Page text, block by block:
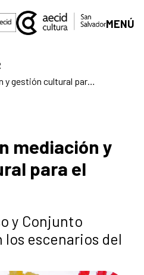
MENÚ
Diplomado en mediación y gestión cultural para el desarrollo
mediación y
para el
y Conjunto
los escenarios del